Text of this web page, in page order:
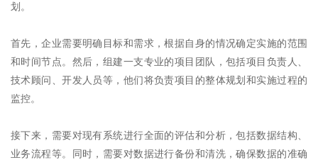
划。
首先，企业需要明确目标和需求，根据自身的情况确定实施的范围
和时间节点。然后，组建一支专业的项目团队，包括项目负责人、
技术顾问、开发人员等，他们将负责项目的整体规划和实施过程的
监控。
接下来，需要对现有系统进行全面的评估和分析，包括数据结构、
业务流程等。同时，需要对数据进行备份和清洗，确保数据的准确